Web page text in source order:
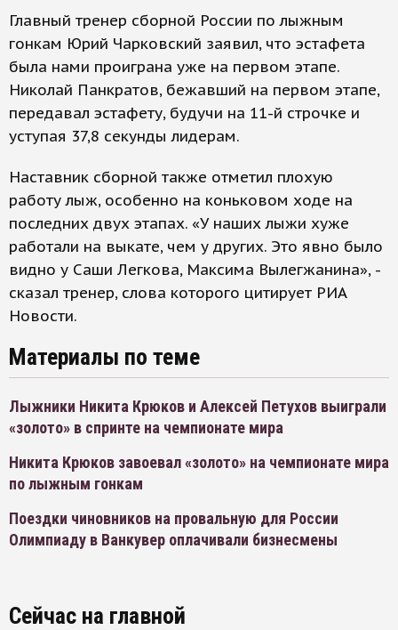
Главный тренер сборной России по лыжным
гонкам Юрий Чарковский заявил, что эстафета
была нами проиграна уже на первом этапе.
Николай Панкратов, бежавший на первом этапе,
передавал эстафету, будучи на 11-й строчке и
уступая 37,8 секунды лидерам.
Наставник сборной также отметил плохую
работу лыж, особенно на коньковом ходе на
последних двух этапах. «У наших лыжи хуже
работали на выкате, чем у других. Это явно было
видно у Саши Легкова, Максима Вылегжанина», -
сказал тренер, слова которого цитирует РИА
Новости.
Материалы по теме
Лыжники Никита Крюков и Алексей Петухов выиграли
«золото» в спринте на чемпионате мира
Никита Крюков завоевал «золото» на чемпионате мира
по лыжным гонкам
Поездки чиновников на провальную для России
Олимпиаду в Ванкувер оплачивали бизнесмены
Сейчас на главной